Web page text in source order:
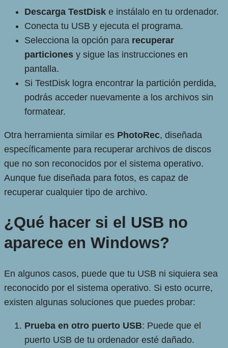
Descarga TestDisk e instálalo en tu ordenador.
Conecta tu USB y ejecuta el programa.
Selecciona la opción para recuperar
particiones y sigue las instrucciones en
pantalla.
Si TestDisk logra encontrar la partición perdida,
podrás acceder nuevamente a los archivos sin
formatear.
Otra herramienta similar es PhotoRec, diseñada
específicamente para recuperar archivos de discos
que no son reconocidos por el sistema operativo.
Aunque fue diseñada para fotos, es capaz de
recuperar cualquier tipo de archivo.
¿Qué hacer si el USB no
aparece en Windows?
En algunos casos, puede que tu USB ni siquiera sea
reconocido por el sistema operativo. Si esto ocurre,
existen algunas soluciones que puedes probar:
Prueba en otro puerto USB: Puede que el
puerto USB de tu ordenador esté dañado.